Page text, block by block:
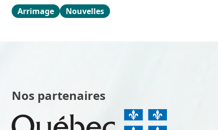
Arrimage Nouvelles
Nos partenaires